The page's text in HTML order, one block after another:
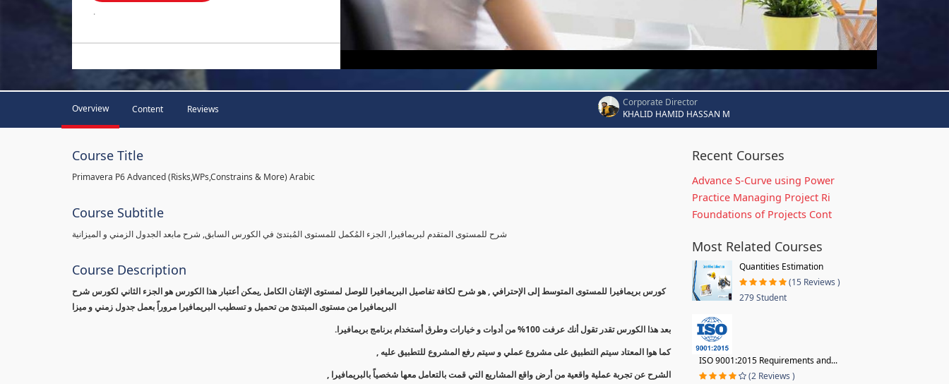
.
Overview Content Reviews
Corporate Director
KHALID HAMID HASSAN M
Course Title
Primavera P6 Advanced (Risks,WPs,Constrains & More) Arabic
Course Subtitle
شرح للمستوى المتقدم لبريمافيرا, الجزء المُكمل للمستوى المُبتدئ في الكورس السابق, شرح مابعد الجدول الزمني و الميزانية
Course Description
كورس بريمافيرا للمستوى المتوسط إلى الإحترافي , هو شرح لكافة تفاصيل البريمافيرا للوصل لمستوى الإتقان الكامل ,يمكن أعتبار هذا الكورس هو الجزء الثاني لكورس شرح
البريمافيرا من مستوى المبتدئ من تحميل و تسطيب البريمافيرا مروراً بعمل جدول زمني و ميزا
بعد هذا الكورس تقدر تقول أنك عرفت 100% من أدوات و خيارات وطرق أستخدام برنامج بريمافيرا.
كما هوا المعتاد سيتم التطبيق على مشروع عملي و سيتم رفع المشروع للتطبيق عليه ,
الشرح عن تجربة عملية واقعية من أرض واقع المشاريع التي قمت بالتعامل معها شخصياً بالبريمافيرا ,
Recent Courses
Advance S-Curve using Power
Practice Managing Project Ri
Foundations of Projects Cont
Most Related Courses
Quantities Estimation
(15 Reviews )
279 Student
ISO 9001:2015 Requirements and...
(2 Reviews )